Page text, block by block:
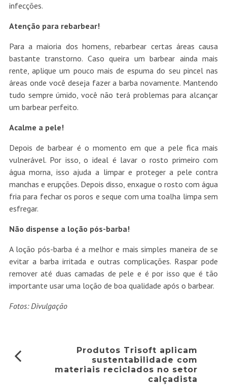
infecções.
Atenção para rebarbear!
Para a maioria dos homens, rebarbear certas áreas causa
bastante transtorno. Caso queira um barbear ainda mais
rente, aplique um pouco mais de espuma do seu pincel nas
áreas onde você deseja fazer a barba novamente. Mantendo
tudo sempre úmido, você não terá problemas para alcançar
um barbear perfeito.
Acalme a pele!
Depois de barbear é o momento em que a pele fica mais
vulnerável. Por isso, o ideal é lavar o rosto primeiro com
água morna, isso ajuda a limpar e proteger a pele contra
manchas e erupções. Depois disso, enxague o rosto com água
fria para fechar os poros e seque com uma toalha limpa sem
esfregar.
Não dispense a loção pós-barba!
A loção pós-barba é a melhor e mais simples maneira de se
evitar a barba irritada e outras complicações. Raspar pode
remover até duas camadas de pele e é por isso que é tão
importante usar uma loção de boa qualidade após o barbear.
Fotos: Divulgação
Produtos Trisoft aplicam
sustentabilidade com
materiais reciclados no setor
calçadista